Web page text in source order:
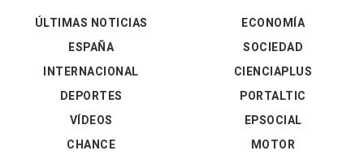
ÚLTIMAS NOTICIAS
ESPAÑA
INTERNACIONAL
DEPORTES
VÍDEOS
ECONOMÍA
SOCIEDAD
CIENCIAPLUS
PORTALTIC
EPSOCIAL
CHANCE
MOTOR